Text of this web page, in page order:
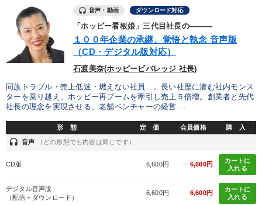
上場企業 営業力強化 未来先見
※「更新」を押すと「カテゴリー」「目的別」「キーワード」を更新いただけます。
local_offer タグから探す refresh 更新する
すべての音声・動画（全2077タイトル）からお探しいただけます
タグ・キーワード
IT・デジタル活用 聞き手・作間信司 ブランディング
地方企業の勝ち方 中小企業 入門篇
音声・動画 ダウンロード対応
「ホッピー看板娘」三代目社長の―――
１００年企業の承継、覚悟と執念 音声版
（CD・デジタル版対応）
石渡美奈(ホッピービバレッジ 社長)
同族トラブル・売上低迷・燃えない社員…。長い社歴に潜む社内モンス
ターを乗り越え、ホッピー再ブームを牽引し売上５倍増。創業者と先代
社長の理念を実現させる、老舗ベンチャーの経営 ...
形 態 定 価 会員価格 購 入
headset 音声 （どの形態でも内容は同じです）
CD版 6,600円 6,600円
カートに
入れる
デジタル音声版
（配信＋ダウンロード）
6,600円 6,600円
カートに
入れる